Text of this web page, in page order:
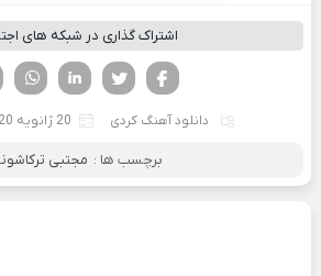
اشتراک گذاری در شبکه های
تویتر
فیسوک
دانلود آهنگ کردی 20 ژانویه 2020
برچسب ها : مجتبی